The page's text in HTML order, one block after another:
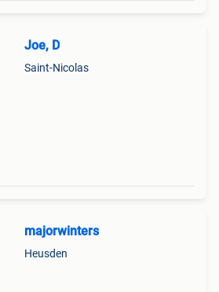
Joe, D
Saint-Nicolas
majorwinters
Heusden